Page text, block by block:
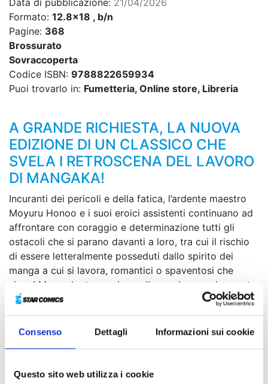
Consenso Dettagli Informazioni sui cookie
Questo sito web utilizza i cookie
Data di pubblicazione: 21/04/2026
Formato: 12.8x18 , b/n
Pagine: 368
Brossurato
Sovraccoperta
Codice ISBN: 9788822659934
Puoi trovarlo in: Fumetteria, Online store, Libreria
A GRANDE RICHIESTA, LA NUOVA
EDIZIONE DI UN CLASSICO CHE
SVELA I RETROSCENA DEL LAVORO
DI MANGAKA!
Incuranti dei pericoli e della fatica, l’ardente maestro
Moyuru Honoo e i suoi eroici assistenti continuano ad
affrontare con coraggio e determinazione tutti gli
ostacoli che si parano davanti a loro, tra cui il rischio
di essere letteralmente posseduti dallo spirito dei
manga a cui si lavora, romantici o spaventosi che
siano! Ma anche trovarsi a realizzare improvvisamente
i propri sogni può rivelarsi deleterio... Tra colleghi
problematici, robot da collezione, spettacoli di
supereroi in costume e le onnipresenti scadenze da